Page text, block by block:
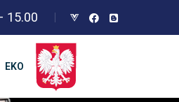
15.00
EKO